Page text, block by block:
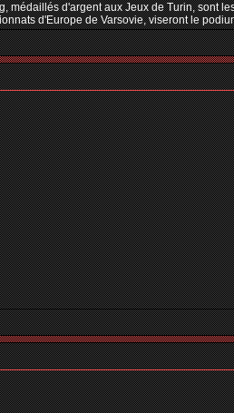
d'argent aux Jeux de Turin, sont
d'Europe de Varsovie, viseront le